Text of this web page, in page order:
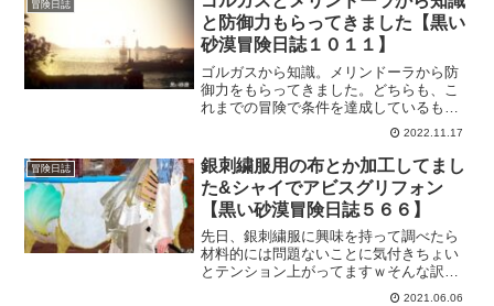
やしてみよう！
冒険日誌
と防御力もらってきました【黒い
砂漠冒険日誌１０１１】
ゴルガスから知識。メリンドーラから防
御力をもらってきました。どちらも、こ
れまでの冒険で条件を達成しているもの
となりますが、なんとかもらう事ができ
ました。ゴルガスの方は後1つと、メリン
ドーラからは攻撃力をもらわないとなの
で、ボチボチ頑張っておきます。
2022.11.17
冒険日誌
銀刺繍服用の布とか加工してまし
た&シャイでアビスグリフォン
【黒い砂漠冒険日誌５６６】
先日、銀刺繍服に興味を持って調べたら
材料的には問題ないことに気付きちょい
とテンション上がってますｗそんな訳で
加工が必要なものを作ってました。大量
2021.06.06